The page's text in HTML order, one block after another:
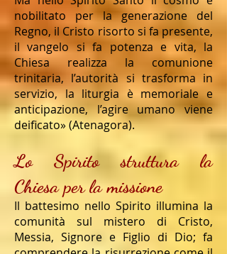
nobilitato per la generazione del
Regno, il Cristo risorto si fa presente,
il vangelo si fa potenza e vita, la
Chiesa realizza la comunione
trinitaria, l’autorità si trasforma in
servizio, la liturgia è memoriale e
anticipazione, l’agire umano viene
deificato» (Atenagora).
Lo Spirito struttura la
Chiesa per la missione
Il battesimo nello Spirito illumina la
comunità sul mistero di Cristo,
Messia, Signore e Figlio di Dio; fa